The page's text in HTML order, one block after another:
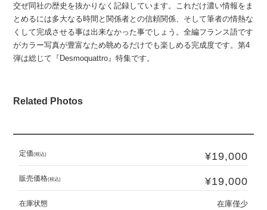
交ぜ同社の歴史を抜かりなく記録しています。これだけ濃い情報をま
とめるには多大なる時間と関係者との信頼関係、そして筆者の情熱な
くして完成させる事は出来なかった事でしょう。全編フランス語です
がカラー写真が豊富なため眺めるだけでも楽しめる完成度です。第4
弾は総じて『Desmoquattro』特集です。
Related Photos
定価(税込) ¥19,000
販売価格(税込) ¥19,000
在庫状態 在庫僅少